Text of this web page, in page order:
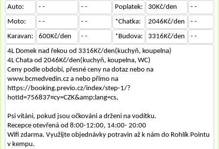
Auto:
- - - - Poplatek: 30Kč/den
- -
Moto:
- - - - *Chatka: 2046Kč/den
- -
Karavan:
600Kč/den - - *Budova: 3316Kč/den
- -
4L Domek nad řekou od 3316Kč/den(kuchyň, koupelna)
4L Chata od 2046Kč/den(kuchyň, koupelna, WC)
Ceny podle období, přesné ceny na dotaz nebo na
www.bcmedvedin.cz a nebo přímo na
https://booking.previo.cz/index/step-1/?
hotId=756837¤cy=CZK&amp;lang=cs,
Psi vítáni, pokud jsou očkováni a drženi na vodítku.
Recepce otevřená od 8:00-12:00, 14:00- 20:00
Wifi zdarma. Využijte objednávky potravin až k nám do Rohlík Pointu
v kempu.